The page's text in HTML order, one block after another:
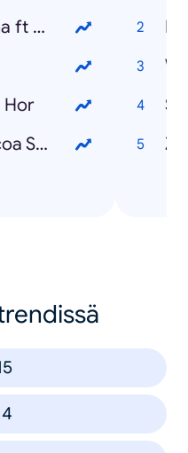
Bisa Kdei - Samina ft Obrafour
Hor
Shatta Wale- Cocoa Season